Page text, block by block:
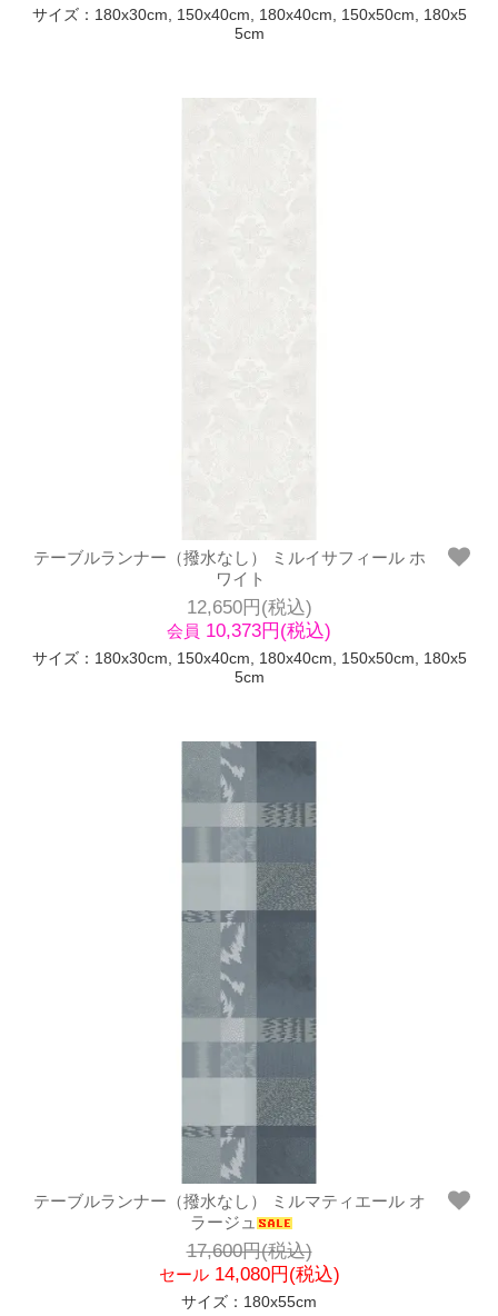
サイズ：180x30cm, 150x40cm, 180x40cm, 150x50cm, 180x5
5cm
テーブルランナー（撥水なし） ミルイサフィール ホ
ワイト
12,650円(税込)
会員 10,373円(税込)
サイズ：180x30cm, 150x40cm, 180x40cm, 150x50cm, 180x5
5cm
テーブルランナー（撥水なし） ミルマティエール オ
ラージュ
17,600円(税込)
セール14,080円(税込)
サイズ：180x55cm